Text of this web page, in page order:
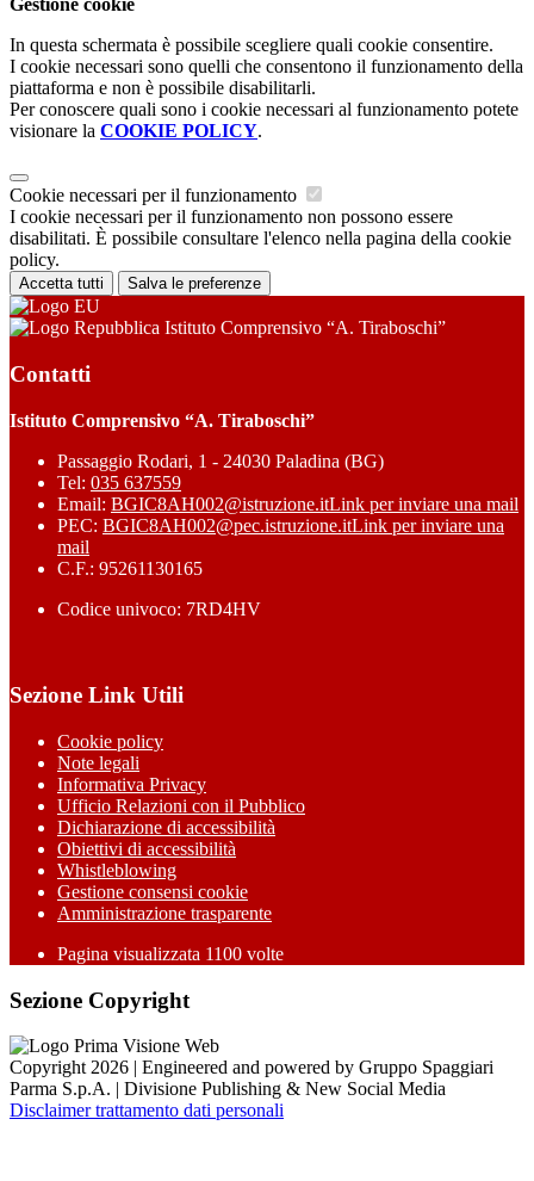
Gestione cookie
In questa schermata è possibile scegliere quali cookie consentire.
I cookie necessari sono quelli che consentono il funzionamento della
piattaforma e non è possibile disabilitarli.
Per conoscere quali sono i cookie necessari al funzionamento potete
visionare la COOKIE POLICY.
Cookie necessari per il funzionamento
I cookie necessari per il funzionamento non possono essere
disabilitati. È possibile consultare l'elenco nella pagina della cookie
policy.
Accetta tutti Salva le preferenze
Istituto Comprensivo “A. Tiraboschi”
Contatti
Istituto Comprensivo “A. Tiraboschi”
Passaggio Rodari, 1 - 24030 Paladina (BG)
Tel: 035 637559
Email: BGIC8AH002@istruzione.itLink per inviare una mail
PEC: BGIC8AH002@pec.istruzione.itLink per inviare una
mail
C.F.: 95261130165
Codice univoco: 7RD4HV
Sezione Link Utili
Cookie policy
Note legali
Informativa Privacy
Ufficio Relazioni con il Pubblico
Dichiarazione di accessibilità
Obiettivi di accessibilità
Whistleblowing
Gestione consensi cookie
Amministrazione trasparente
Pagina visualizzata 1100 volte
Sezione Copyright
Copyright 2026 | Engineered and powered by Gruppo Spaggiari
Parma S.p.A. | Divisione Publishing & New Social Media
Disclaimer trattamento dati personali